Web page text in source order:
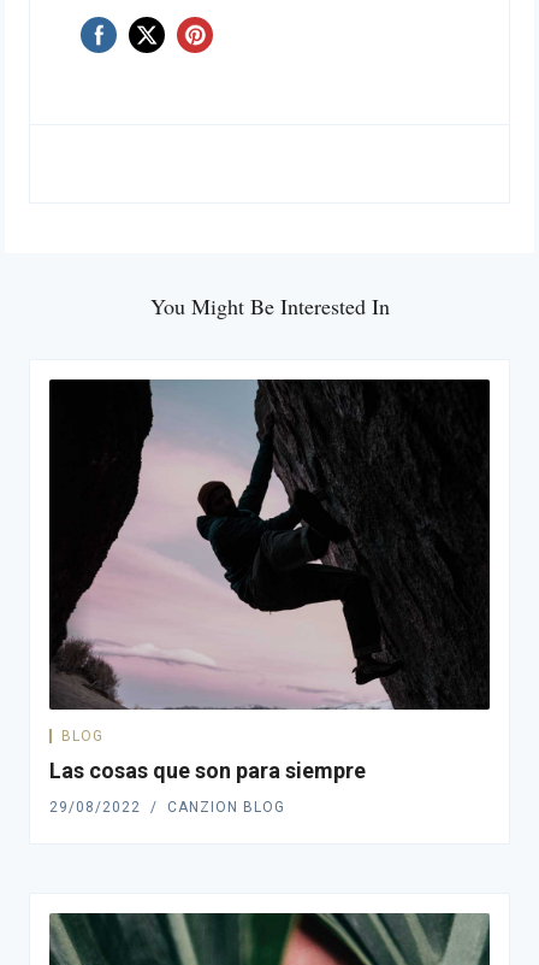
You Might Be Interested In
BLOG
Las cosas que son para siempre
29/08/2022 CANZION BLOG